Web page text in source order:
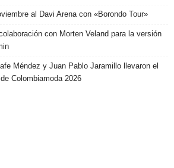
al Davi Arena con «Borondo Tour»
con Morten Veland para la versión
Méndez y Juan Pablo Jaramillo llevaron el
Colombiamoda 2026